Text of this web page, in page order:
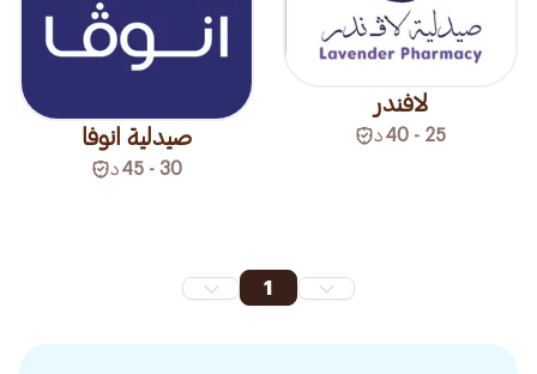
لافندر
25 - 40 د صيدلية انوفا
30 - 45 د
1